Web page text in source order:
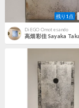
残り1点
DiEGO Omotesando